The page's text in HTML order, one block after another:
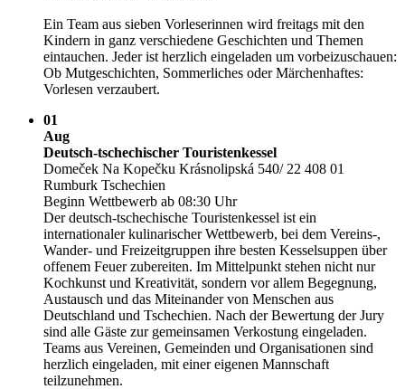
Ein Team aus sieben Vorleserinnen wird freitags mit den
Kindern in ganz verschiedene Geschichten und Themen
eintauchen. Jeder ist herzlich eingeladen um vorbeizuschauen:
Ob Mutgeschichten, Sommerliches oder Märchenhaftes:
Vorlesen verzaubert.
01
Aug
Deutsch-tschechischer Touristenkessel
Domeček Na Kopečku Krásnolipská 540/­ 22 408 01
Rumburk Tschechien
Beginn Wettbewerb ab 08:30 Uhr
Der deutsch-tschechische Touristenkessel ist ein
internationaler kulinarischer Wettbewerb, bei dem Vereins-,
Wander- und Freizeitgruppen ihre besten Kesselsuppen über
offenem Feuer zubereiten. Im Mittelpunkt stehen nicht nur
Kochkunst und Kreativität, sondern vor allem Begegnung,
Austausch und das Miteinander von Menschen aus
Deutschland und Tschechien. Nach der Bewertung der Jury
sind alle Gäste zur gemeinsamen Verkostung eingeladen.
Teams aus Vereinen, Gemeinden und Organisationen sind
herzlich eingeladen, mit einer eigenen Mannschaft
teilzunehmen.